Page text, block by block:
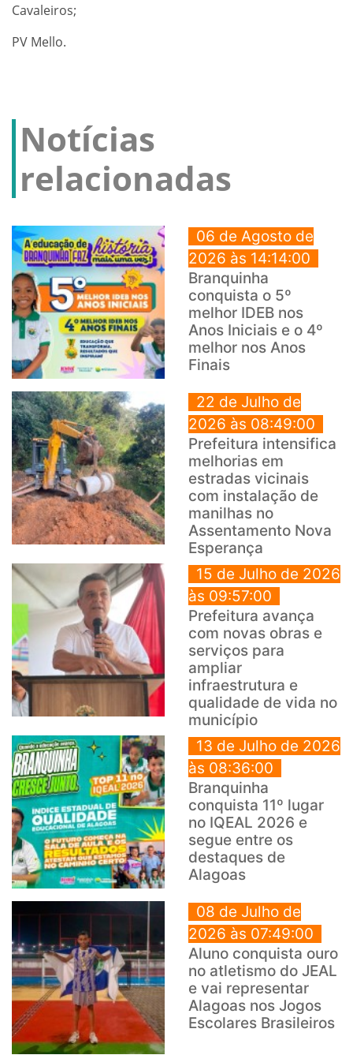
Cavaleiros;
PV Mello.
Notícias
relacionadas
06 de Agosto de
2026 às 14:14:00
Branquinha
conquista o 5º
melhor IDEB nos
Anos Iniciais e o 4º
melhor nos Anos
Finais
22 de Julho de
2026 às 08:49:00
Prefeitura intensifica
melhorias em
estradas vicinais
com instalação de
manilhas no
Assentamento Nova
Esperança
15 de Julho de 2026
às 09:57:00
Prefeitura avança
com novas obras e
serviços para
ampliar
infraestrutura e
qualidade de vida no
município
13 de Julho de 2026
às 08:36:00
Branquinha
conquista 11º lugar
no IQEAL 2026 e
segue entre os
destaques de
Alagoas
08 de Julho de
2026 às 07:49:00
Aluno conquista ouro
no atletismo do JEAL
e vai representar
Alagoas nos Jogos
Escolares Brasileiros